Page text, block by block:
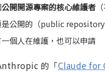
公開開源專案的核心維護者
公開的（public repository
個人在維護，也可以申請
的「Claude for